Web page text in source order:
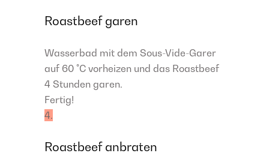
Roastbeef garen
Wasserbad mit dem Sous-Vide-Garer
auf 60 °C vorheizen und das Roastbeef
4 Stunden garen.
Fertig!
4.
Roastbeef anbraten